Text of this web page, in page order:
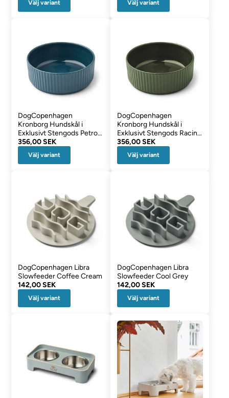
Välj variant Välj variant
DogCopenhagen
Kronborg Hundskål i
Exklusivt Stengods Petrol
Blue
356,00 SEK
Välj variant
DogCopenhagen
Kronborg Hundskål i
Exklusivt Stengods Racing
Green
356,00 SEK
Välj variant
DogCopenhagen Libra
Slowfeeder Coffee Cream
142,00 SEK
Välj variant
DogCopenhagen Libra
Slowfeeder Cool Grey
142,00 SEK
Välj variant